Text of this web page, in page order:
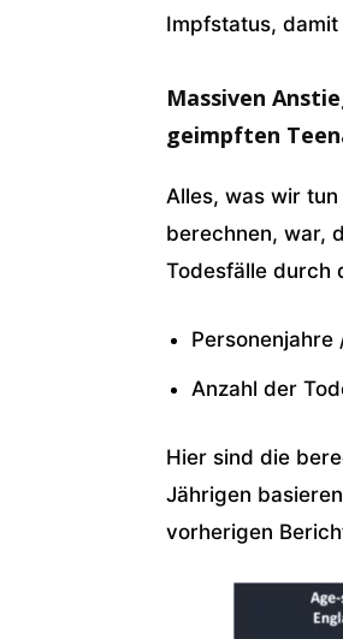
Impfstatus,
Massiven
geimpften
Alles, was wir
berechnen, war,
Todesfälle durch
Anzahl der
Hier sind die
Jährigen
vorherigen